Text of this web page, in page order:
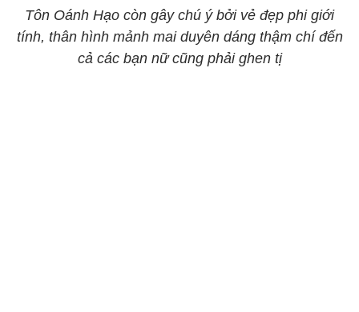
Tôn Oánh Hạo còn gây chú ý bởi vẻ đẹp phi giới
tính, thân hình mảnh mai duyên dáng thậm chí đến
cả các bạn nữ cũng phải ghen tị